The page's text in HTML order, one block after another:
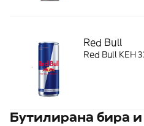
Red Bull
Red Bull КЕН
Бутилирана бира